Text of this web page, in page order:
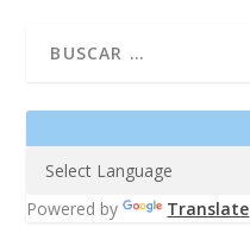
Powered by Translate